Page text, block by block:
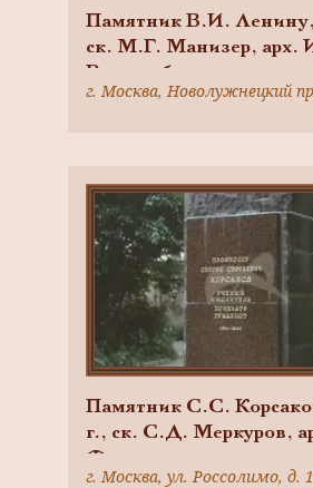
Памятник В.И.
ск. М.Г. Манизер, арх.
Рожин, бронза, гранит
Памятник С.С.
г., ск. С.Д. Меркуров,
Француз, гранит
г. Москва, ул. Россолимо, д.